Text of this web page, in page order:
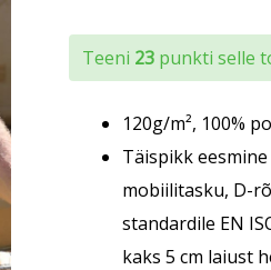
Teeni 23 punkti selle
120g/m², 100%
Täispikk
mobiilitasku, D-
standardile EN
kaks 5 cm laiust